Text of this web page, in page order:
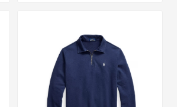
可莎蜜儿的恰巴塔，味道有点怪怪的